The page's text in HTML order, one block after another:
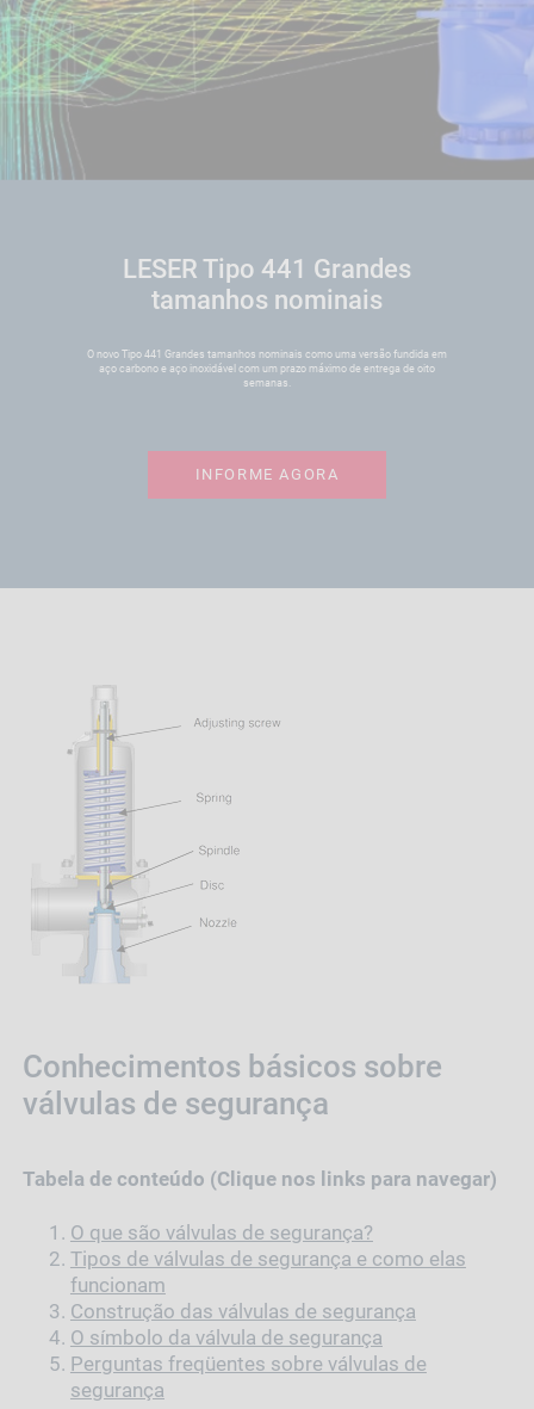
LESER Tipo 441 Grandes
tamanhos nominais
O novo Tipo 441 Grandes tamanhos nominais como uma versão fundida em
aço carbono e aço inoxidável com um prazo máximo de entrega de oito
semanas.
INFORME AGORA
Conhecimentos básicos sobre
válvulas de segurança
Tabela de conteúdo (Clique nos links para navegar)
O que são válvulas de segurança?
Tipos de válvulas de segurança e como elas
funcionam
Construção das válvulas de segurança
O símbolo da válvula de segurança
Perguntas freqüentes sobre válvulas de
segurança